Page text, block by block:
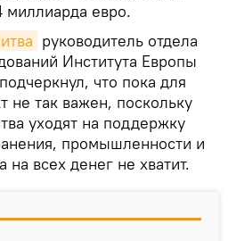
евро.
руководитель отдела
Института Европы
что пока для
не так важен, поскольку
уходят на поддержку
промышленности и
на всех денег не хватит.